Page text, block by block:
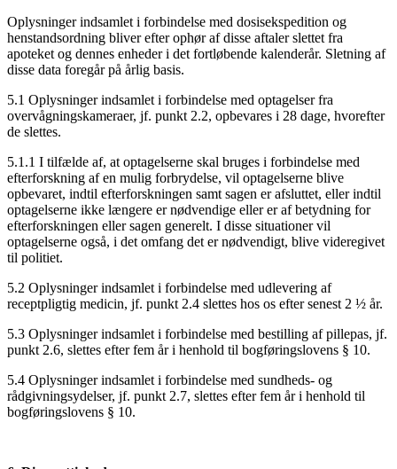
Oplysninger indsamlet i forbindelse med dosisekspedition og
henstandsordning bliver efter ophør af disse aftaler slettet fra
apoteket og dennes enheder i det fortløbende kalenderår. Sletning af
disse data foregår på årlig basis.
5.1 Oplysninger indsamlet i forbindelse med optagelser fra
overvågningskameraer, jf. punkt 2.2, opbevares i 28 dage, hvorefter
de slettes.
5.1.1 I tilfælde af, at optagelserne skal bruges i forbindelse med
efterforskning af en mulig forbrydelse, vil optagelserne blive
opbevaret, indtil efterforskningen samt sagen er afsluttet, eller indtil
optagelserne ikke længere er nødvendige eller er af betydning for
efterforskningen eller sagen generelt. I disse situationer vil
optagelserne også, i det omfang det er nødvendigt, blive videregivet
til politiet.
5.2 Oplysninger indsamlet i forbindelse med udlevering af
receptpligtig medicin, jf. punkt 2.4 slettes hos os efter senest 2 ½ år.
5.3 Oplysninger indsamlet i forbindelse med bestilling af pillepas, jf.
punkt 2.6, slettes efter fem år i henhold til bogføringslovens § 10.
5.4 Oplysninger indsamlet i forbindelse med sundheds- og
rådgivningsydelser, jf. punkt 2.7, slettes efter fem år i henhold til
bogføringslovens § 10.